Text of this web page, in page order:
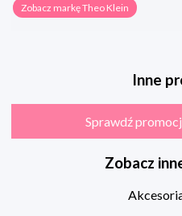
Zobacz markę Theo Klein
Inne
Sprawdź
Zobacz